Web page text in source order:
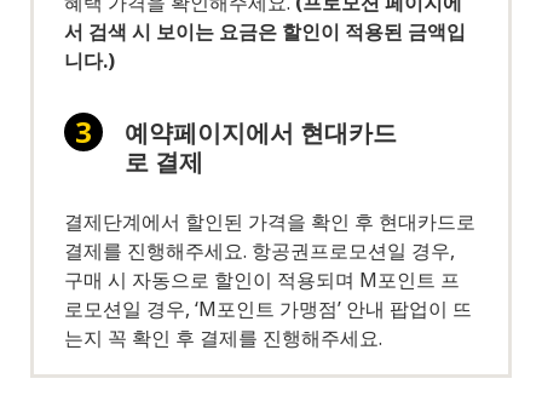
서 검색 시 보이는 요금은 할인이 적용된 금액입
니다.)
예약페이지에서 현대카드
로 결제
결제단계에서 할인된 가격을 확인 후 현대카드로
결제를 진행해주세요. 항공권프로모션일 경우,
구매 시 자동으로 할인이 적용되며 M포인트 프
로모션일 경우, ‘M포인트 가맹점’ 안내 팝업이 뜨
는지 꼭 확인 후 결제를 진행해주세요.